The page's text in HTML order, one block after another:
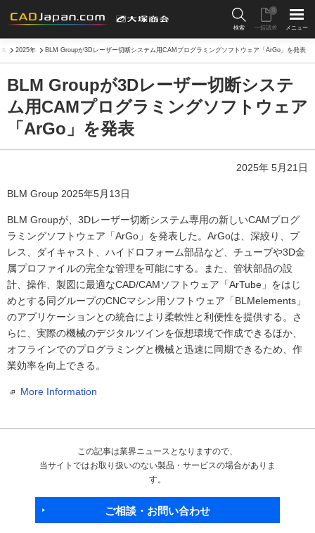
検索 一括請求
0
メニュー
2025年 BLM Groupが3Dレーザー切断システム用CAMプログラミングソフトウェア「ArGo」を発表
BLM Groupが3Dレーザー切断システ
ム用CAMプログラミングソフトウェア
「ArGo」を発表
2025年 5月21日
BLM Group 2025年5月13日
BLM Groupが、3Dレーザー切断システム専用の新しいCAMプログ
ラミングソフトウェア「ArGo」を発表した。ArGoは、深絞り、プ
レス、ダイキャスト、ハイドロフォーム部品など、チューブや3D金
属プロファイルの完全な管理を可能にする。また、管状部品の設
計、操作、製図に最適なCAD/CAMソフトウェア「ArTube」をはじ
めとする同グループのCNCマシン用ソフトウェア「BLMelements」
のアプリケーションとの統合により柔軟性と利便性を提供する。さ
らに、実際の機械のデジタルツインを仮想環境で作成できるほか、
オフラインでのプログラミングと機械と迅速に同期できるため、作
業効率を向上できる。
More Information
この記事は業界ニュースとなりますので、
当サイトではお取り扱いのない製品・サービスの場合がありま
す。
ご相談・お問い合わせ